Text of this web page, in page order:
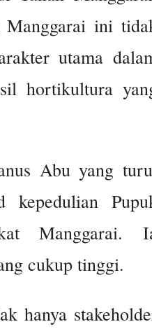
Manggarai ini
utama
hortikultura
Abu yang
kepedulian
Manggarai.
cukup tinggi.
hanya